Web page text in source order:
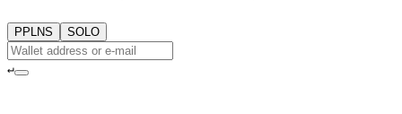
PPLNS SOLO
↵